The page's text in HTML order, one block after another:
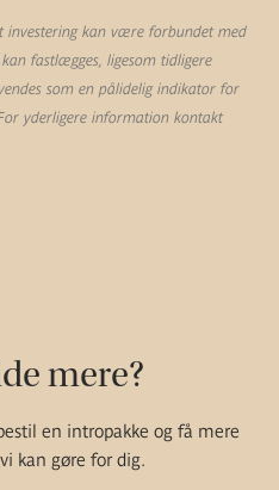
investering kan være forbundet med
fastlægges, ligesom tidligere
som en pålidelig indikator for
yderligere information kontakt
mere?
en intropakke og få mere
kan gøre for dig.